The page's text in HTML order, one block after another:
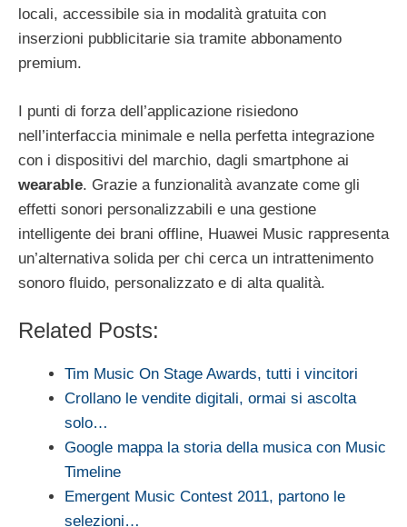
locali, accessibile sia in modalità gratuita con
inserzioni pubblicitarie sia tramite abbonamento
premium.
I punti di forza dell’applicazione risiedono
nell’interfaccia minimale e nella perfetta integrazione
con i dispositivi del marchio, dagli smartphone ai
wearable. Grazie a funzionalità avanzate come gli
effetti sonori personalizzabili e una gestione
intelligente dei brani offline, Huawei Music rappresenta
un’alternativa solida per chi cerca un intrattenimento
sonoro fluido, personalizzato e di alta qualità.
Related Posts:
Tim Music On Stage Awards, tutti i vincitori
Crollano le vendite digitali, ormai si ascolta
solo…
Google mappa la storia della musica con Music
Timeline
Emergent Music Contest 2011, partono le
selezioni…